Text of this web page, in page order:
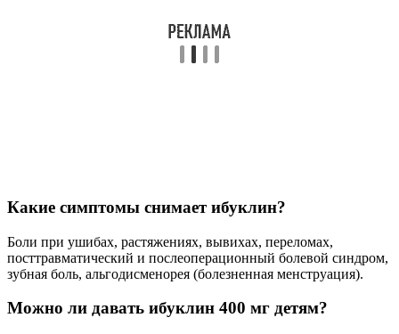
Какие симптомы снимает ибуклин?
Боли при ушибах, растяжениях, вывихах, переломах,
посттравматический и послеоперационный болевой синдром,
зубная боль, альгодисменорея (болезненная менструация).
Можно ли давать ибуклин 400 мг детям?